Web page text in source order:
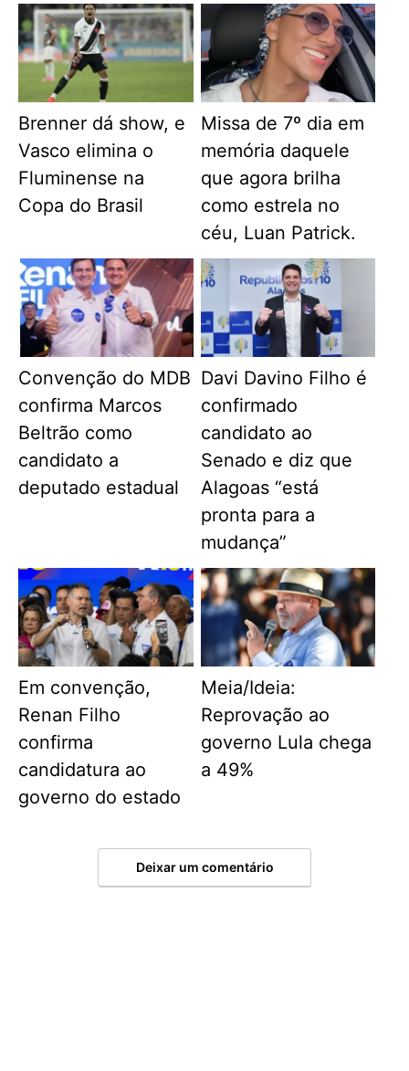
Brenner dá show, e
Vasco elimina o
Fluminense na
Copa do Brasil
Missa de 7º dia em
memória daquele
que agora brilha
como estrela no
céu, Luan Patrick.
Convenção do MDB
confirma Marcos
Beltrão como
candidato a
deputado estadual
Davi Davino Filho é
confirmado
candidato ao
Senado e diz que
Alagoas “está
pronta para a
mudança”
Em convenção,
Renan Filho
confirma
candidatura ao
governo do estado
Meia/Ideia:
Reprovação ao
governo Lula chega
a 49%
Deixar um comentário